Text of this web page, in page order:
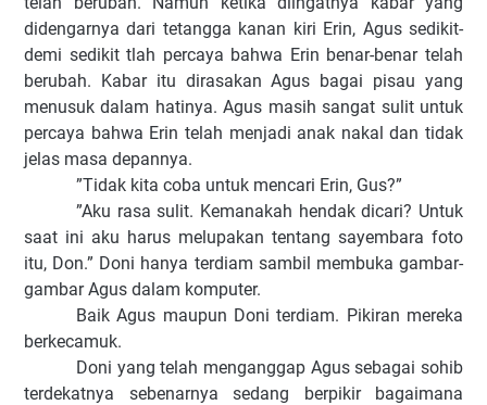
didengarnya dari tetangga kanan kiri Erin, Agus sedikit-
demi sedikit tlah percaya bahwa Erin benar-benar telah
berubah. Kabar itu dirasakan Agus bagai pisau yang
menusuk dalam hatinya. Agus masih sangat sulit untuk
percaya bahwa Erin telah menjadi anak nakal dan tidak
jelas masa depannya.
”Tidak kita coba untuk mencari Erin, Gus?”
”Aku rasa sulit. Kemanakah hendak dicari? Untuk
saat ini aku harus melupakan tentang sayembara foto
itu, Don.” Doni hanya terdiam sambil membuka gambar-
gambar Agus dalam komputer.
Baik Agus maupun Doni terdiam. Pikiran mereka
berkecamuk.
Doni yang telah menganggap Agus sebagai sohib
terdekatnya sebenarnya sedang berpikir bagaimana